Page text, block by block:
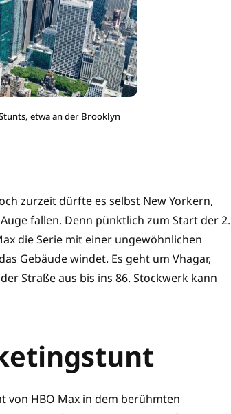
etwa an der Brooklyn
zurzeit dürfte es selbst New Yorkern,
fallen. Denn pünktlich zum Start der 2.
die Serie mit einer ungewöhnlichen
Gebäude windet. Es geht um Vhagar,
Straße aus bis ins 86. Stockwerk kann
von HBO Max in dem berühmten